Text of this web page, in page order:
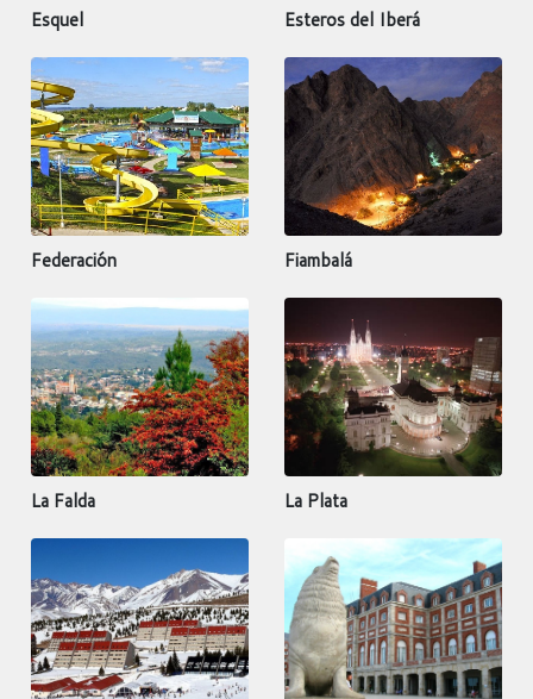
Esquel Esteros del Iberá
Federación Fiambalá
La Falda La Plata